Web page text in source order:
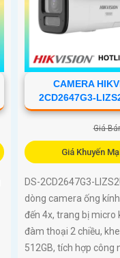
CAMERA
2CD2647G3-
Giá
Giá Khuyến
DS-2CD2647G3-
dòng camera ống
đến 4x, trang bị micro
đàm thoại 2 chiều,
512GB, tích hợp công